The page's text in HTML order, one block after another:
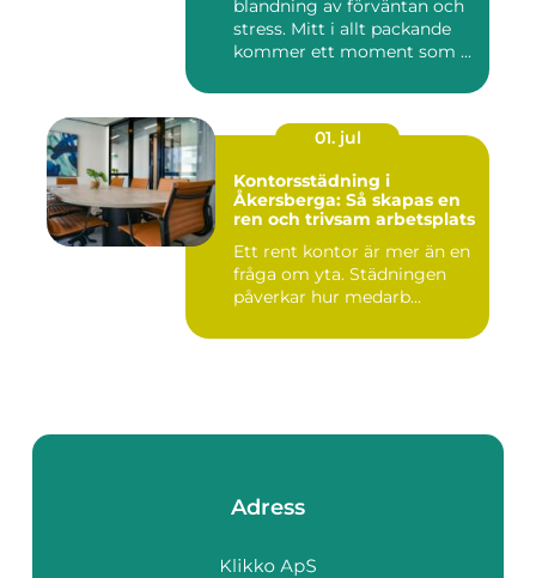
blandning av förväntan och
stress. Mitt i allt packande
kommer ett moment som ...
01. jul
Kontorsstädning i
Åkersberga: Så skapas en
ren och trivsam arbetsplats
Ett rent kontor är mer än en
fråga om yta. Städningen
påverkar hur medarb...
Adress